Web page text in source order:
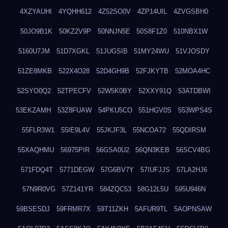
4XZYAUHI 4YQHH612 4Z52SO0V 4ZP14UIL 4ZVGSBH0
50JO9B1K 50KZ2V9P 50NNJN5E 50S8F1Z0 510NBX1W
5160U7JM 51D7XGKL 51JUGSIB 51MY24WU 51VJOSDY
51ZE8MKB 522X4O28 52D4GH9B 52FJKYTB 52MOA4HC
52SYO0Q2 52TPECFV 52W5K0BY 52XXY91Q 53ATDBWI
53EKZAMH 53Z8FUAW 54PKU5CO 551HGV0S 553WPS4S
55FLR3W1 55IE9L4V 55JKJF3L 55NCOA72 55QDIRSM
55XAQHMU 56975PIR 56GSA0U2 56QN3KEB 56SCV4BG
571FDQ4T 5771DEGW 57G6BV7Y 57IUFJJS 57LA2HJ6
57N9R0VG 57Z141YR 584ZQC53 58G12L5U 595U946N
59BSESDJ 59FRMR7X 59T11ZKH 5AFUR9TL 5AOPNSAW